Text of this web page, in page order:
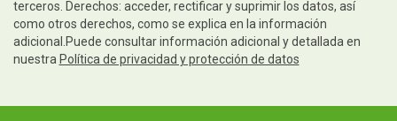
terceros. Derechos: acceder, rectificar y suprimir los datos, así
como otros derechos, como se explica en la información
adicional.Puede consultar información adicional y detallada en
nuestra Política de privacidad y protección de datos